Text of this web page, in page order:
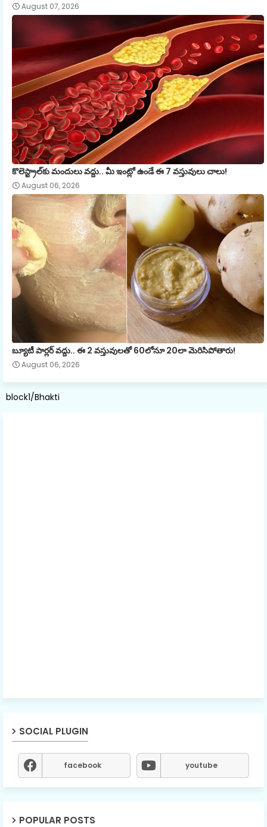
August 07, 2026
కొలెస్ట్రాల్‌కు మందులు వద్దు.. మీ ఇంట్లో ఉండే ఈ 7 వస్తువులు చాలు!
August 06, 2026
బ్యూటీ పార్లర్ వద్దు.. ఈ 2 వస్తువులతో 60లోనూ 20లా మెరిసిపోతారు!
August 06, 2026
block1/Bhakti
SOCIAL PLUGIN
facebook youtube
POPULAR POSTS